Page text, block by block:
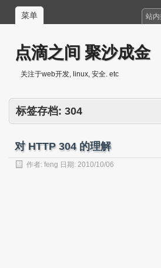
菜单
点滴之间 聚沙成金
关注于web开发, linux, 安全. etc
标签存档: 304
对 HTTP 304 的理解
作者: feng 日期: 2010/10/06